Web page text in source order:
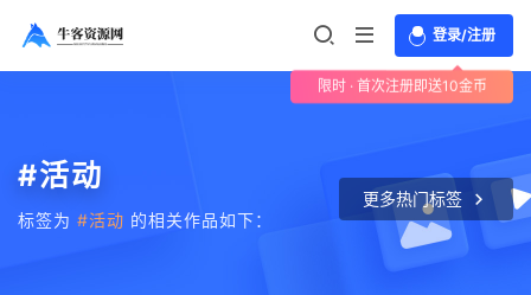
登录/注册
限时 · 首次注册即送10金币
#活动
标签为 #活动 的相关作品如下：
更多热门标签